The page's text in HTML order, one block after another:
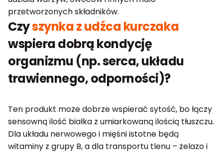
przetworzonych składników.
Czyszynka z udźca kurczaka
wspiera dobrą kondycję
organizmu (np. serca, układu
trawiennego, odporności)?
Ten produkt może dobrze wspierać sytość, bo łączy
sensowną ilość białka z umiarkowaną ilością tłuszczu.
Dla układu nerwowego i mięśni istotne będą
witaminy z grupy B, a dla transportu tlenu – żelazo i